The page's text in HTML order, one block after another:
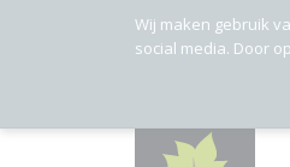
Wij maken gebruik
social media. Door